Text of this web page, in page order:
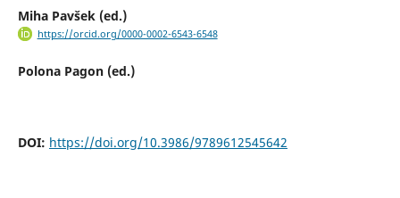
Miha Pavšek (ed.)
https://orcid.org/0000-0002-6543-6548
Polona Pagon (ed.)
DOI: https://doi.org/10.3986/9789612545642